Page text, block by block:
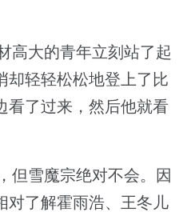
大的青年立刻站了起
却轻轻松松地登上了比
看了过来，然后他就看
雪魔宗绝对不会。因
对了解霍雨浩、王冬儿